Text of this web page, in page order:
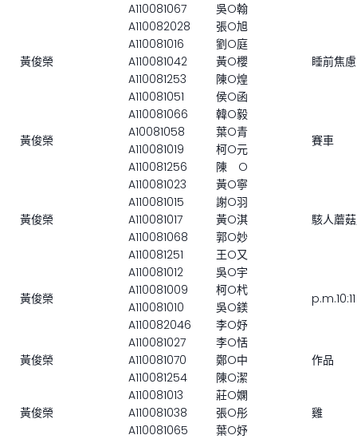
A110081067
吳O翰
黃俊榮
A110082028 張O旭
睡前焦慮
A110081016
劉O庭
A110081042
黃O櫻
A110081253
陳O煌
A110081051
侯O函
黃俊榮
A110081066
韓O毅
賽車
A10081058
葉O青
A110081019
柯O元
A110081256
陳 O
黃俊榮
A110081023 黃O寧
駭人蘑
A110081015
謝O羽
A110081017
黃O淇
A110081068
郭O妙
A110081251
王O又
黃俊榮
A110081012
吳O宇
p.m.10:11
A110081009
柯O杙
A110081010
吳O鎂
A110082046
李O妤
黃俊榮
A110081027
李O恬
作品
A110081070
鄭O中
A110081254
陳O潔
黃俊榮
A110081013
莊O嫻
雞
A110081038
張O彤
A110081065
葉O妤